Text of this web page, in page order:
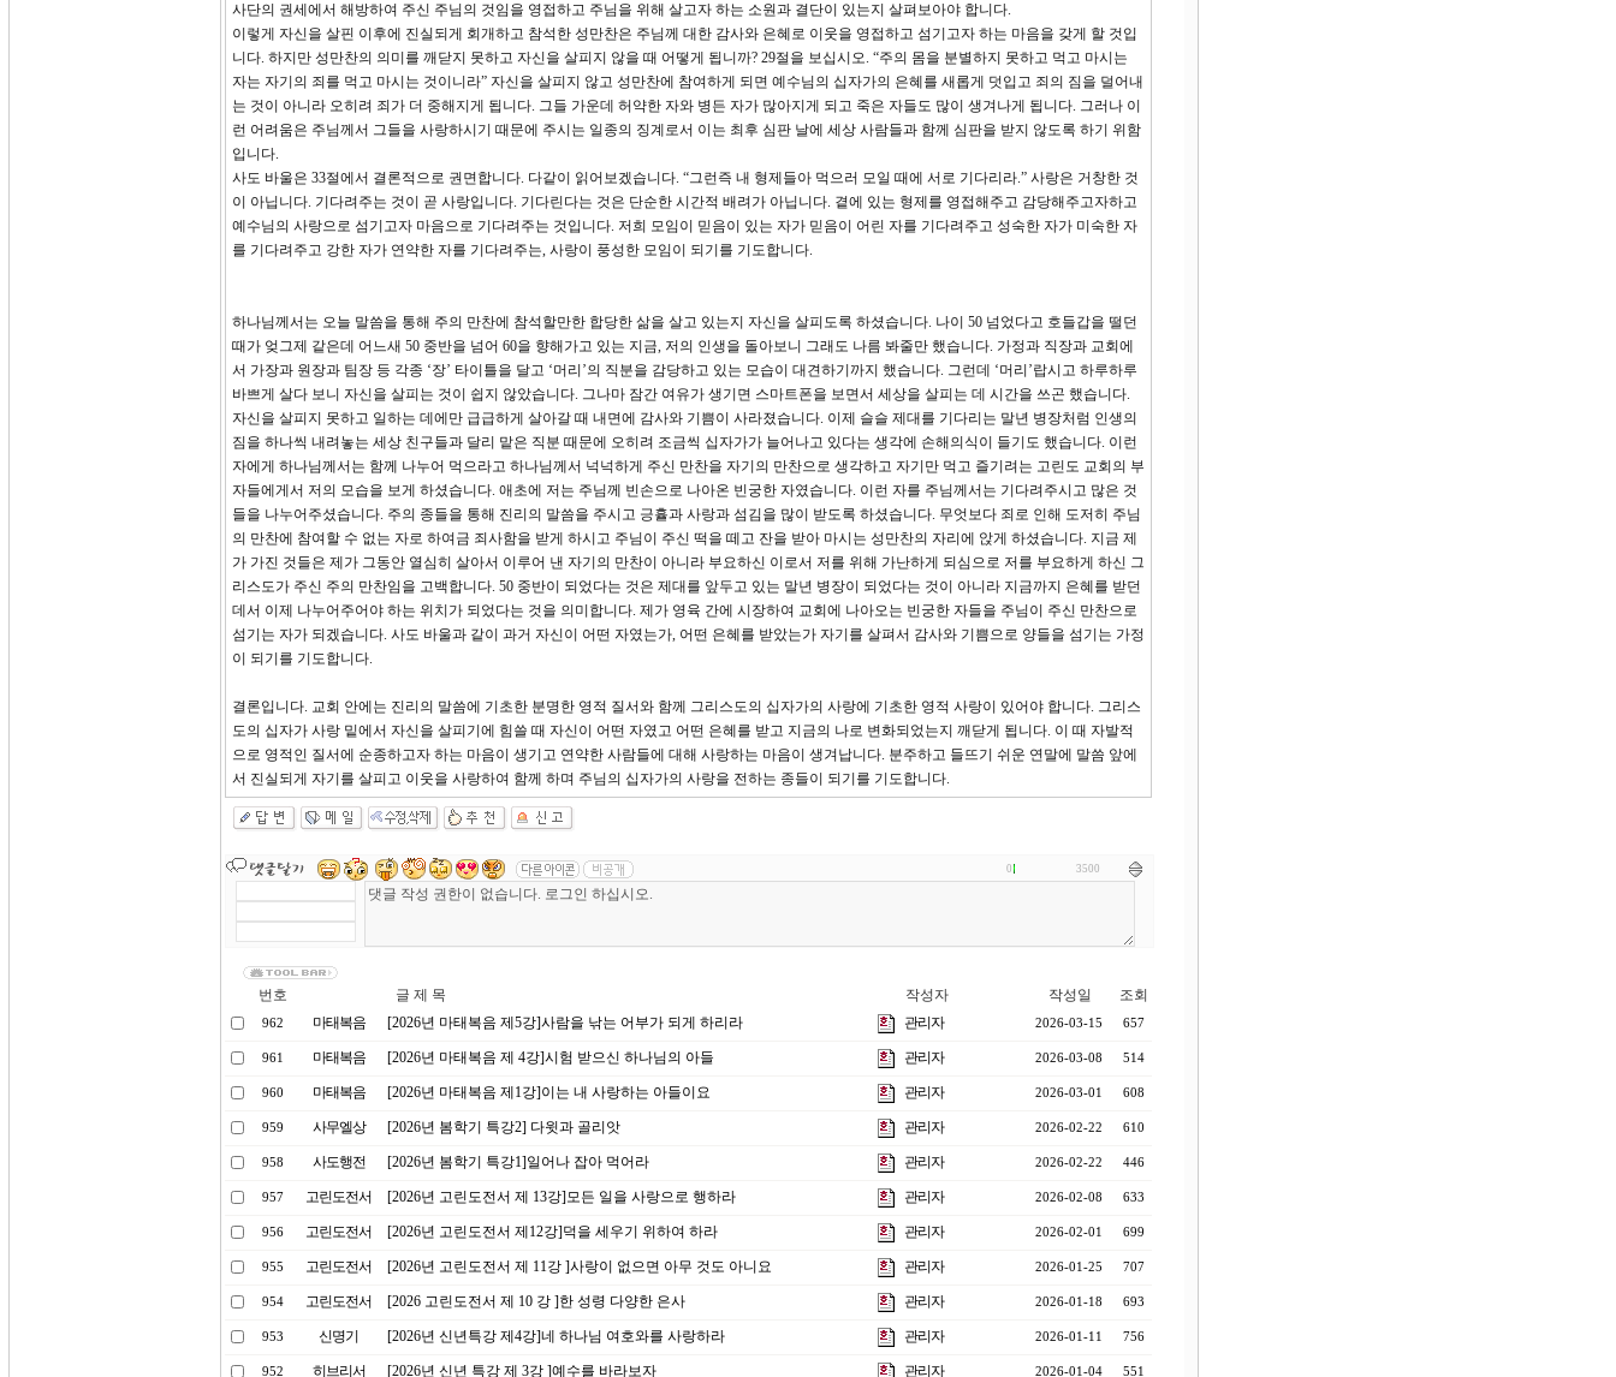
사단의 권세에서 해방하여 주신 주님의 것임을 영접하고 주님을 위해 살고자 하는 소원과 결단이 있는지 살펴보아야 합니다.
이렇게 자신을 살핀 이후에 진실되게 회개하고 참석한 성만찬은 주님께 대한 감사와 은혜로 이웃을 영접하고 섬기고자 하는 마음을 갖게 할 것입
니다. 하지만 성만찬의 의미를 깨닫지 못하고 자신을 살피지 않을 때 어떻게 됩니까? 29절을 보십시오. “주의 몸을 분별하지 못하고 먹고 마시는
자는 자기의 죄를 먹고 마시는 것이니라” 자신을 살피지 않고 성만찬에 참여하게 되면 예수님의 십자가의 은혜를 새롭게 덧입고 죄의 짐을 덜어내
는 것이 아니라 오히려 죄가 더 중해지게 됩니다. 그들 가운데 허약한 자와 병든 자가 많아지게 되고 죽은 자들도 많이 생겨나게 됩니다. 그러나 이
런 어려움은 주님께서 그들을 사랑하시기 때문에 주시는 일종의 징계로서 이는 최후 심판 날에 세상 사람들과 함께 심판을 받지 않도록 하기 위함
입니다.
사도 바울은 33절에서 결론적으로 권면합니다. 다같이 읽어보겠습니다. “그런즉 내 형제들아 먹으러 모일 때에 서로 기다리라.” 사랑은 거창한 것
이 아닙니다. 기다려주는 것이 곧 사랑입니다. 기다린다는 것은 단순한 시간적 배려가 아닙니다. 곁에 있는 형제를 영접해주고 감당해주고자하고
예수님의 사랑으로 섬기고자 마음으로 기다려주는 것입니다. 저희 모임이 믿음이 있는 자가 믿음이 어린 자를 기다려주고 성숙한 자가 미숙한 자
를 기다려주고 강한 자가 연약한 자를 기다려주는, 사랑이 풍성한 모임이 되기를 기도합니다.
하나님께서는 오늘 말씀을 통해 주의 만찬에 참석할만한 합당한 삶을 살고 있는지 자신을 살피도록 하셨습니다. 나이 50 넘었다고 호들갑을 떨던
때가 엊그제 같은데 어느새 50 중반을 넘어 60을 향해가고 있는 지금, 저의 인생을 돌아보니 그래도 나름 봐줄만 했습니다. 가정과 직장과 교회에
서 가장과 원장과 팀장 등 각종 ‘장’ 타이틀을 달고 ‘머리’의 직분을 감당하고 있는 모습이 대견하기까지 했습니다. 그런데 ‘머리’랍시고 하루하루
바쁘게 살다 보니 자신을 살피는 것이 쉽지 않았습니다. 그나마 잠간 여유가 생기면 스마트폰을 보면서 세상을 살피는 데 시간을 쓰곤 했습니다.
자신을 살피지 못하고 일하는 데에만 급급하게 살아갈 때 내면에 감사와 기쁨이 사라졌습니다. 이제 슬슬 제대를 기다리는 말년 병장처럼 인생의
짐을 하나씩 내려놓는 세상 친구들과 달리 맡은 직분 때문에 오히려 조금씩 십자가가 늘어나고 있다는 생각에 손해의식이 들기도 했습니다. 이런
자에게 하나님께서는 함께 나누어 먹으라고 하나님께서 넉넉하게 주신 만찬을 자기의 만찬으로 생각하고 자기만 먹고 즐기려는 고린도 교회의 부
자들에게서 저의 모습을 보게 하셨습니다. 애초에 저는 주님께 빈손으로 나아온 빈궁한 자였습니다. 이런 자를 주님께서는 기다려주시고 많은 것
들을 나누어주셨습니다. 주의 종들을 통해 진리의 말씀을 주시고 긍휼과 사랑과 섬김을 많이 받도록 하셨습니다. 무엇보다 죄로 인해 도저히 주님
의 만찬에 참여할 수 없는 자로 하여금 죄사함을 받게 하시고 주님이 주신 떡을 떼고 잔을 받아 마시는 성만찬의 자리에 앉게 하셨습니다. 지금 제
가 가진 것들은 제가 그동안 열심히 살아서 이루어 낸 자기의 만찬이 아니라 부요하신 이로서 저를 위해 가난하게 되심으로 저를 부요하게 하신 그
리스도가 주신 주의 만찬임을 고백합니다. 50 중반이 되었다는 것은 제대를 앞두고 있는 말년 병장이 되었다는 것이 아니라 지금까지 은혜를 받던
데서 이제 나누어주어야 하는 위치가 되었다는 것을 의미합니다. 제가 영육 간에 시장하여 교회에 나아오는 빈궁한 자들을 주님이 주신 만찬으로
섬기는 자가 되겠습니다. 사도 바울과 같이 과거 자신이 어떤 자였는가, 어떤 은혜를 받았는가 자기를 살펴서 감사와 기쁨으로 양들을 섬기는 가정
이 되기를 기도합니다.
결론입니다. 교회 안에는 진리의 말씀에 기초한 분명한 영적 질서와 함께 그리스도의 십자가의 사랑에 기초한 영적 사랑이 있어야 합니다. 그리스
도의 십자가 사랑 밑에서 자신을 살피기에 힘쓸 때 자신이 어떤 자였고 어떤 은혜를 받고 지금의 나로 변화되었는지 깨닫게 됩니다. 이 때 자발적
으로 영적인 질서에 순종하고자 하는 마음이 생기고 연약한 사람들에 대해 사랑하는 마음이 생겨납니다. 분주하고 들뜨기 쉬운 연말에 말씀 앞에
서 진실되게 자기를 살피고 이웃을 사랑하여 함께 하며 주님의 십자가의 사랑을 전하는 종들이 되기를 기도합니다.
0 3500
번호 글 제 목 작성자 작성일 조회
962 마태복음 [2026년 마태복음 제5강]사람을 낚는 어부가 되게 하리라 관리자 2026-03-15 657
961 마태복음 [2026년 마태복음 제 4강]시험 받으신 하나님의 아들 관리자 2026-03-08 514
960 마태복음 [2026년 마태복음 제1강]이는 내 사랑하는 아들이요 관리자 2026-03-01 608
959 사무엘상 [2026년 봄학기 특강2] 다윗과 골리앗 관리자 2026-02-22 610
958 사도행전 [2026년 봄학기 특강1]일어나 잡아 먹어라 관리자 2026-02-22 446
957 고린도전서 [2026년 고린도전서 제 13강]모든 일을 사랑으로 행하라 관리자 2026-02-08 633
956 고린도전서 [2026년 고린도전서 제12강]덕을 세우기 위하여 하라 관리자 2026-02-01 699
955 고린도전서 [2026년 고린도전서 제 11강 ]사랑이 없으면 아무 것도 아니요 관리자 2026-01-25 707
954 고린도전서 [2026 고린도전서 제 10 강 ]한 성령 다양한 은사 관리자 2026-01-18 693
953 신명기 [2026년 신년특강 제4강]네 하나님 여호와를 사랑하라 관리자 2026-01-11 756
952 히브리서 [2026년 신년 특강 제 3강 ]예수를 바라보자 관리자 2026-01-04 551